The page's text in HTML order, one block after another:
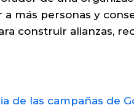
más personas y
construir alianzas,